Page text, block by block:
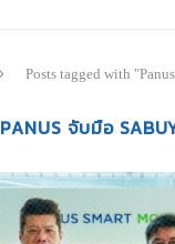
Posts tagged with
PANUS จับมือ